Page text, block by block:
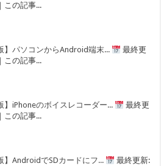
この記事...
】パソコンからAndroid端末...
最終更
この記事...
】iPhoneのボイスレコーダー...
最終更
この記事...
】AndroidでSDカードにフ...
最終更新: